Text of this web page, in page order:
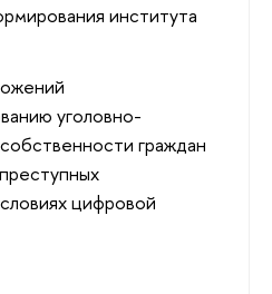
института
уголовно-
граждан
цифровой